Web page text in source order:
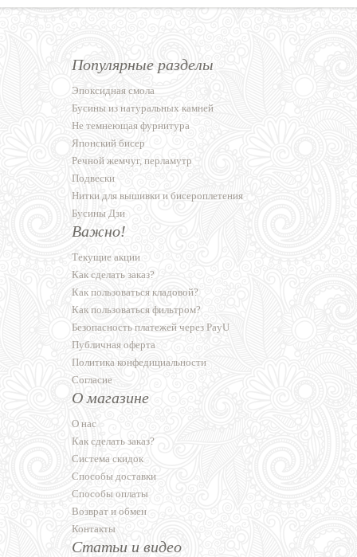
Популярные разделы
Эпоксидная смола
Бусины из натуральных камней
Не темнеющая фурнитура
Японский бисер
Речной жемчуг, перламутр
Подвески
Нитки для вышивки и бисероплетения
Бусины Дзи
Важно!
Текущие акции
Как сделать заказ?
Как пользоваться кладовой?
Как пользоваться фильтром?
Безопасность платежей через PayU
Публичная оферта
Политика конфедициальности
Согласие
О магазине
О нас
Как сделать заказ?
Система скидок
Способы доставки
Способы оплаты
Возврат и обмен
Контакты
Статьи и видео